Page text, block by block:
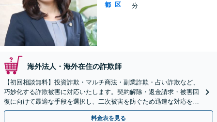
都 区
分
海外法人・海外在住の詐欺師
【初回相談無料】投資詐欺・マルチ商法・副業詐欺・占い詐欺など、
巧妙化する詐欺被害に対応いたします。契約解除・返金請求・被害回
復に向けて最適な手段を選択し、二次被害を防ぐため迅速な対応を心
がけます【都庁前駅直結】【複数拠点あり】
料金表を見る